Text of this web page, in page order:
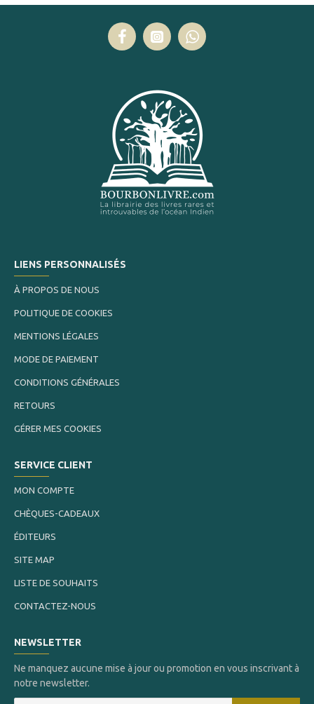
LIENS PERSONNALISÉS
À PROPOS DE NOUS
POLITIQUE DE COOKIES
MENTIONS LÉGALES
MODE DE PAIEMENT
CONDITIONS GÉNÉRALES
RETOURS
GÉRER MES COOKIES
SERVICE CLIENT
MON COMPTE
CHÈQUES-CADEAUX
ÉDITEURS
SITE MAP
LISTE DE SOUHAITS
CONTACTEZ-NOUS
NEWSLETTER
Ne manquez aucune mise à jour ou promotion en vous inscrivant à
notre newsletter.